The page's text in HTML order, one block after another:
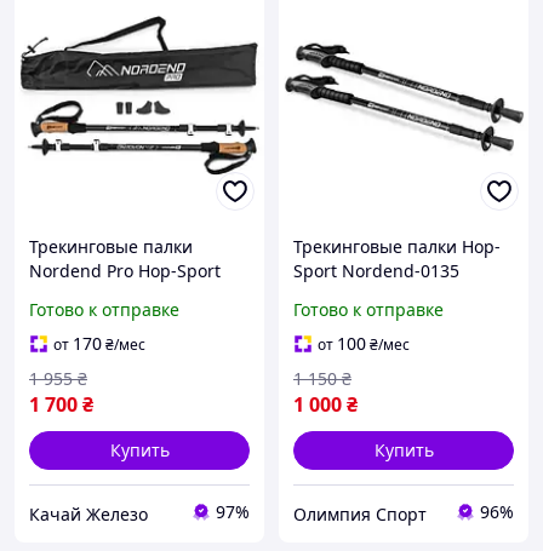
Трекинговые палки
Nordend Pro Hop-Sport
Готово к отправке
от 170₴/мес
1 700₴
1 955 ₴
Купить
Качай Железо 97%
Трекинговые палки Hop-
Sport Nordend-0135
Готово к отправке
от 100₴/мес
1 000₴
1 150 ₴
Купить
Олимпия Спорт 96%